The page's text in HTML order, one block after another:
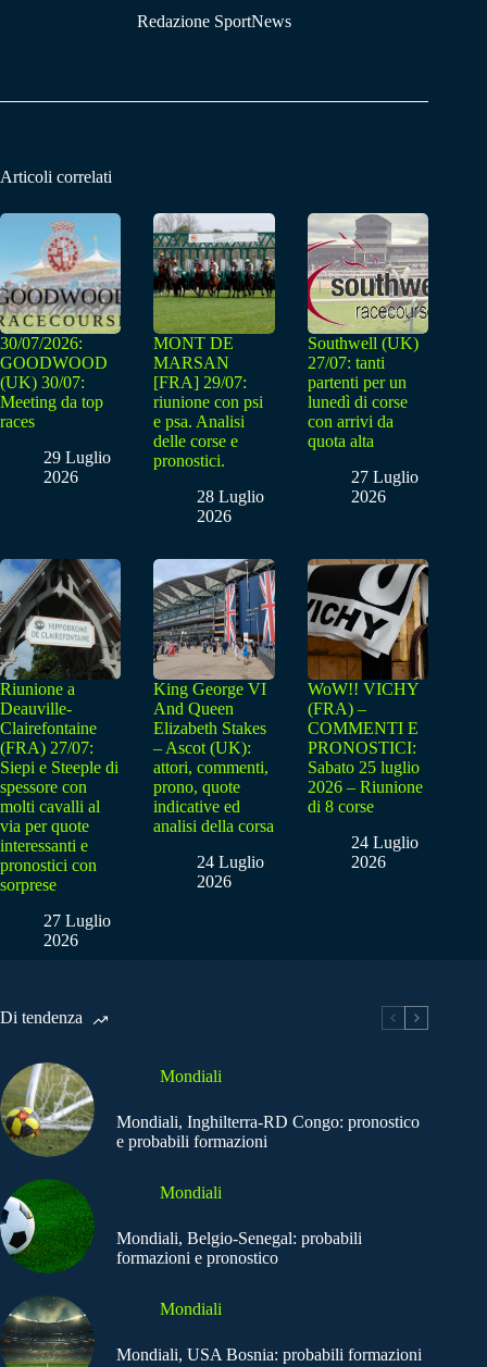
Redazione SportNews
Articoli correlati
30/07/2026:
GOODWOOD
(UK) 30/07:
Meeting da top
races
29 Luglio
2026
MONT DE
MARSAN
[FRA] 29/07:
riunione con psi
e psa. Analisi
delle corse e
pronostici.
28 Luglio
2026
Southwell (UK)
27/07: tanti
partenti per un
lunedì di corse
con arrivi da
quota alta
27 Luglio
2026
Riunione a
Deauville-
Clairefontaine
(FRA) 27/07:
Siepi e Steeple di
spessore con
molti cavalli al
via per quote
interessanti e
pronostici con
sorprese
27 Luglio
2026
King George VI
And Queen
Elizabeth Stakes
– Ascot (UK):
attori, commenti,
prono, quote
indicative ed
analisi della corsa
24 Luglio
2026
WoW!! VICHY
(FRA) –
COMMENTI E
PRONOSTICI:
Sabato 25 luglio
2026 – Riunione
di 8 corse
24 Luglio
2026
Di tendenza
Mondiali
Mondiali, Inghilterra-RD Congo: pronostico
e probabili formazioni
Mondiali
Mondiali, Belgio-Senegal: probabili
formazioni e pronostico
Mondiali
Mondiali, USA Bosnia: probabili formazioni